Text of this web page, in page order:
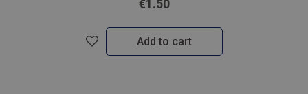
€1.50
Add to cart